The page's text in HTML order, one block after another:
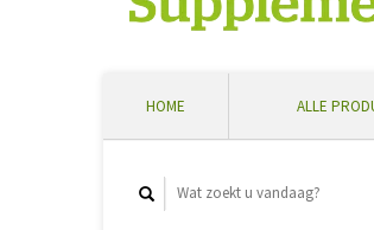
HOME ALLE